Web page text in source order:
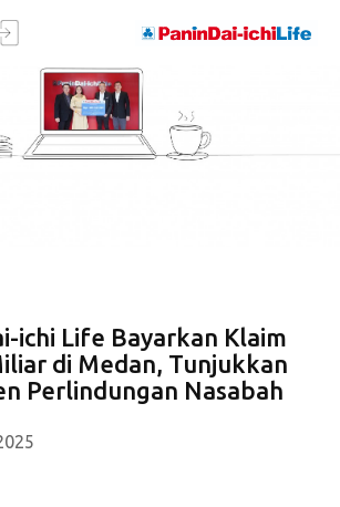
ichi Life Bayarkan Klaim
di Medan, Tunjukkan
Perlindungan Nasabah